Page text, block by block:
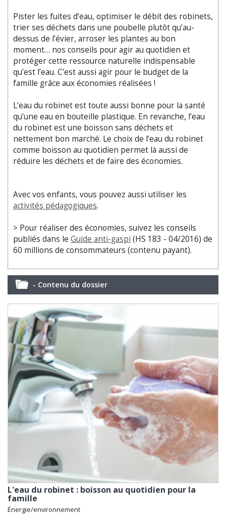
Pister les fuites d’eau, optimiser le débit des robinets,
trier ses déchets dans une poubelle plutôt qu’au-
dessus de l’évier, arroser les plantes au bon
moment… nos conseils pour agir au quotidien et
protéger cette ressource naturelle indispensable
qu’est l’eau. C’est aussi agir pour le budget de la
famille grâce aux économies réalisées !
L’eau du robinet est toute aussi bonne pour la santé
qu’une eau en bouteille plastique. En revanche, l’eau
du robinet est une boisson sans déchets et
nettement bon marché. Le choix de l’eau du robinet
comme boisson au quotidien permet là aussi de
réduire les déchets et de faire des économies.
Avec vos enfants, vous pouvez aussi utiliser les
activités pédagogiques.
> Pour réaliser des économies, suivez les conseils
publiés dans le Guide anti-gaspi (HS 183 - 04/2016) de
60 millions de consommateurs (contenu payant).
- Contenu du dossier
L'eau du robinet : boisson au quotidien pour la
famille
Énergie/environnement